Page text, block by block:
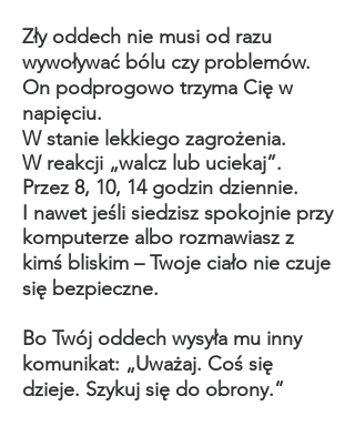
Zły oddech nie musi od razu
wywoływać bólu czy problemów.
On podprogowo trzyma Cię w
napięciu.
W stanie lekkiego zagrożenia.
W reakcji „walcz lub uciekaj”.
Przez 8, 10, 14 godzin dziennie.
I nawet jeśli siedzisz spokojnie przy
komputerze albo rozmawiasz z
kimś bliskim – Twoje ciało nie czuje
się bezpieczne.
Bo Twój oddech wysyła mu inny
komunikat: „Uważaj. Coś się
dzieje. Szykuj się do obrony.”